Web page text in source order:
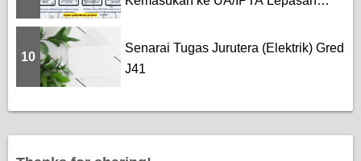
10
Senarai Tugas Jurutera (Elektrik) Gred
J41